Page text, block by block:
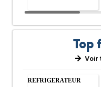
Top
Voir
REFRIGERATEUR